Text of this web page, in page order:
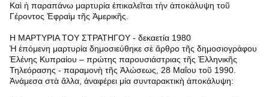
Καὶ ἡ παραπάνω μαρτυρία ἐπικαλεῖται τὴν ἀποκάλυψη τοῦ
Γέροντος Ἐφραὶμ τῆς Ἀμερικῆς.
Η ΜΑΡΤΥΡΙΑ ΤΟΥ ΣΤΡΑΤΗΓΟΥ - δεκαετία 1980
Ἡ ἑπόμενη μαρτυρία δημοσιεύθηκε σὲ ἄρθρο τῆς δημοσιογράφου
Ἑλένης Κυπραίου – πρώτης παρουσιάστριας τῆς Ἑλληνικῆς
Τηλεόρασης - παραμονὴ τῆς Ἁλώσεως, 28 Μαΐου τοῦ 1990.
Ἀνάμεσα στὰ ἄλλα, ἀναφέρει μία συνταρακτικὴ ἀποκάλυψη: